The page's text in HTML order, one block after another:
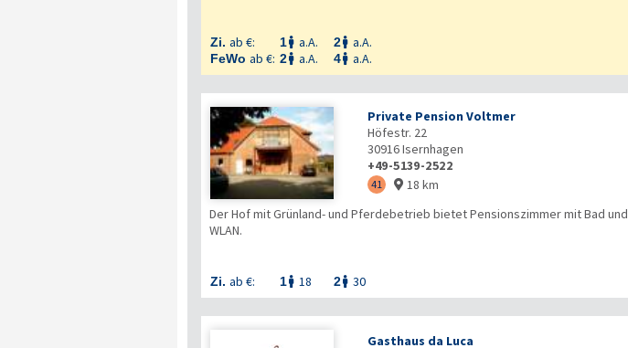
Zi. ab €: 1 a.A. 2 a.A.
FeWo ab €: 2 a.A. 4 a.A.
Private Pension Voltmer
Höfestr. 22
30916Isernhagen
+49-5139-2522
41  18 km
Zi. ab €: 1 18 2 30
Der Hof mit Grünland- und Pferdebetrieb bietet Pensionszimmer mit Bad und
WLAN.
Gasthaus da Luca